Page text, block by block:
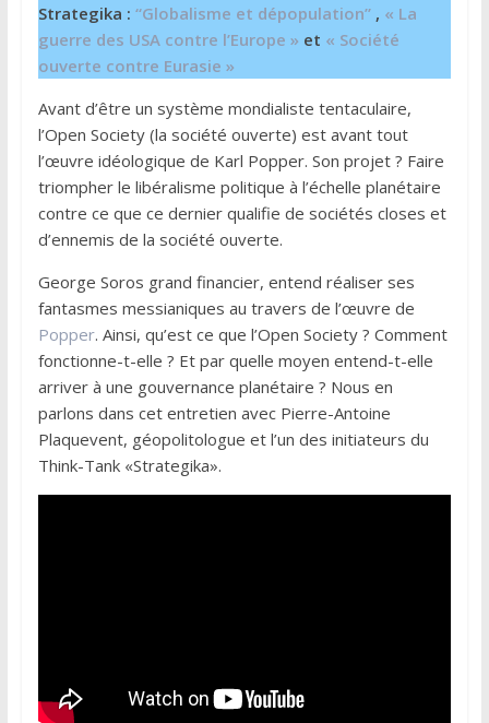
Strategika : “Globalisme et dépopulation”, « La
guerre des USA contre l’Europe » et « Société
ouverte contre Eurasie »
Avant d’être un système mondialiste tentaculaire,
l’Open Society (la société ouverte) est avant tout
l’œuvre idéologique de Karl Popper. Son projet ? Faire
triompher le libéralisme politique à l’échelle planétaire
contre ce que ce dernier qualifie de sociétés closes et
d’ennemis de la société ouverte.
George Soros grand financier, entend réaliser ses
fantasmes messianiques au travers de l’œuvre de
Popper. Ainsi, qu’est ce que l’Open Society ? Comment
fonctionne-t-elle ? Et par quelle moyen entend-t-elle
arriver à une gouvernance planétaire ? Nous en
parlons dans cet entretien avec Pierre-Antoine
Plaquevent, géopolitologue et l’un des initiateurs du
Think-Tank «Strategika».